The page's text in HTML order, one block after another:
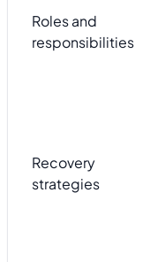
Roles and
responsibilities
Recovery
strategies